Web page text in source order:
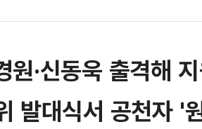
원·신동욱 출격해
발대식서 공천자 '